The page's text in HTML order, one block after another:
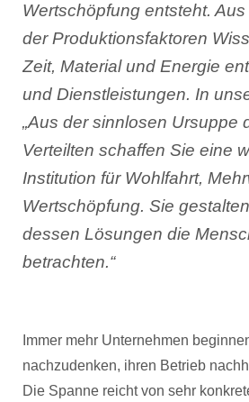
Wertschöpfung entsteht.
der Produktionsfaktoren
Zeit, Material und Energie
und Dienstleistungen. In
„Aus der sinnlosen Ursuppe
Verteilten schaffen Sie eine
Institution für Wohlfahrt,
Wertschöpfung. Sie
dessen Lösungen die
betrachten.“
Immer mehr Unternehmen
nachzudenken, ihren Betrieb
Die Spanne reicht von sehr